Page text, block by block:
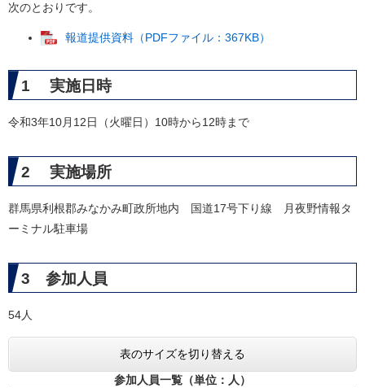
次のとおりです。
報道提供資料（PDFファイル：367KB）
1 実施日時
令和3年10月12日（火曜日）10時から12時まで
2 実施場所
群馬県利根郡みなかみ町政所地内 国道17号下り線 月夜野情報タ
ーミナル駐車場
3 参加人員
54人
表のサイズを切り替える
参加人員一覧（単位：人）